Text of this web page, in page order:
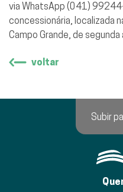
via WhatsApp (041)
concessionária, localizada
Campo Grande, de
voltar
Subir